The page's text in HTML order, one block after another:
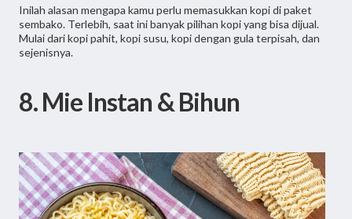
Inilah alasan mengapa kamu perlu memasukkan kopi di paket
sembako. Terlebih, saat ini banyak pilihan kopi yang bisa dijual.
Mulai dari kopi pahit, kopi susu, kopi dengan gula terpisah, dan
sejenisnya.
8. Mie Instan & Bihun